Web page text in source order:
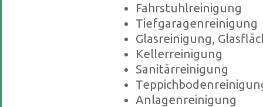
Fahrstuhlreinigung
Tiefgaragenreinigung
Glasreinigung,
Kellerreinigung
Sanitärreinigung
Anlagenreinigung